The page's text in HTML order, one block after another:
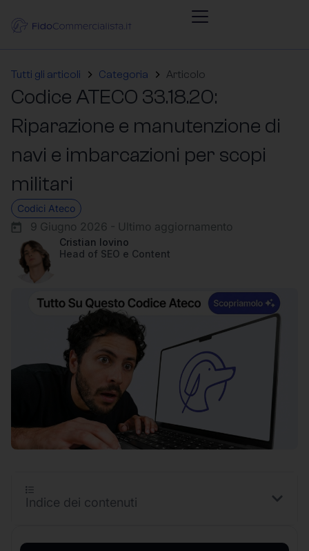
Tutti gli articoli Categoria Articolo
Codice ATECO 33.18.20:
Riparazione e manutenzione di
navi e imbarcazioni per scopi
militari
Codici Ateco
9 Giugno 2026 - Ultimo aggiornamento
Cristian Iovino
Head of SEO e Content
Indice dei contenuti